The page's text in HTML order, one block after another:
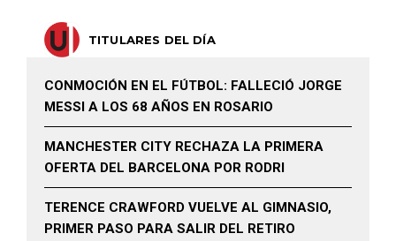
TITULARES DEL DÍA
CONMOCIÓN EN EL FÚTBOL: FALLECIÓ JORGE
MESSI A LOS 68 AÑOS EN ROSARIO
MANCHESTER CITY RECHAZA LA PRIMERA
OFERTA DEL BARCELONA POR RODRI
TERENCE CRAWFORD VUELVE AL GIMNASIO,
PRIMER PASO PARA SALIR DEL RETIRO